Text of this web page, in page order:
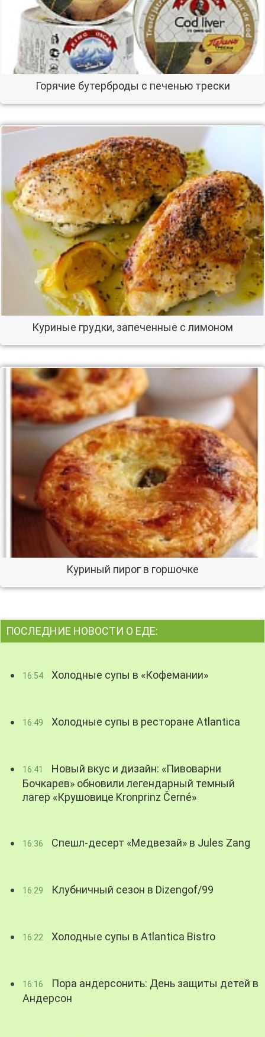
Горячие бутерброды с печенью трески
Куриные грудки, запеченные с лимоном
Куриный пирог в горшочке
ПОСЛЕДНИЕ НОВОСТИ О ЕДЕ:
16:54 Холодные супы в «Кофемании»
16:49 Холодные супы в ресторане Atlantica
16:41
Новый вкус и дизайн: «Пивоварни
Бочкарев» обновили легендарный темный
лагер «Крушовице Kronprinz Černé»
16:36 Спешл-десерт «Медвезай» в Jules Zang
16:29 Клубничный сезон в Dizengof/99
16:22 Холодные супы в Atlantica Bistro
16:16
Пора андерсонить: День защиты детей в
Андерсон